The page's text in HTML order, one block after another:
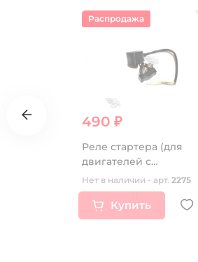
Распродажа
490 ₽
Реле стартера (для
двигателей с
электростартером)
Нет в наличии - арт. 2275
Купить